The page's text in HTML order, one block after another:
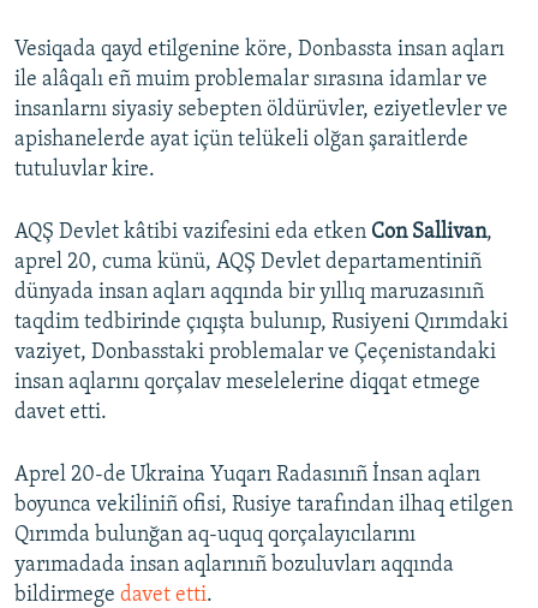
Vesiqada qayd etilgenine köre, Donbassta insan aqları
ile alâqalı eñ muim problemalar sırasına idamlar ve
insanlarnı siyasiy sebepten öldürüvler, eziyetlevler ve
apishanelerde ayat içün telükeli olğan şaraitlerde
tutuluvlar kire.
AQŞ Devlet kâtibi vazifesini eda etken Con Sallivan,
aprel 20, cuma künü, AQŞ Devlet departamentiniñ
dünyada insan aqları aqqında bir yıllıq maruzasınıñ
taqdim tedbirinde çıqışta bulunıp, Rusiyeni Qırımdaki
vaziyet, Donbasstaki problemalar ve Çeçenistandaki
insan aqlarını qorçalav meselelerine diqqat etmege
davet etti.
Aprel 20-de Ukraina Yuqarı Radasınıñ İnsan aqları
boyunca vekiliniñ ofisi, Rusiye tarafından ilhaq etilgen
Qırımda bulunğan aq-uquq qorçalayıcılarını
yarımadada insan aqlarınıñ bozuluvları aqqında
bildirmege davet etti.